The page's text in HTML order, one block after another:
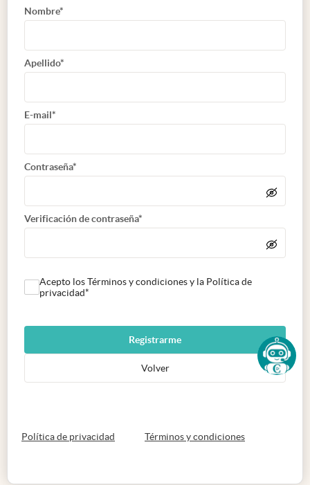
Nombre*
Apellido*
E-mail*
Contraseña*
Verificación de contraseña*
Acepto los Términos y condiciones y la Política de
privacidad*
Registrarme
Volver
Política de privacidad abre en nueva pestaña
Términos y condicionesabre en nueva